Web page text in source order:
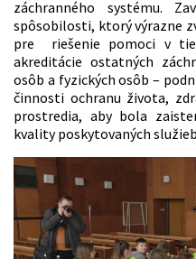
záchranného systému.
spôsobilosti, ktorý výrazne
pre riešenie pomoci v
akreditácie ostatných
osôb a fyzických osôb –
činnosti ochranu života,
prostredia, aby bola
kvality poskytovaných